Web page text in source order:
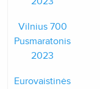
Vilnius 700
Pusmaratonis
2023
Eurovaistinės